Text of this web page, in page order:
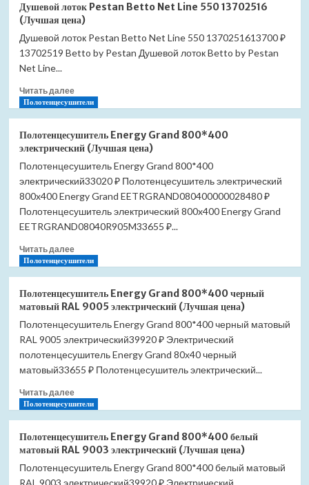
лоток
Pestan
Betto
Net
13702517
(Лучшая
цена)
Душевой лоток Pestan Betto Net Line 550 13702516
(Лучшая цена)
Душевой лоток Pestan Betto Net Line 550 1370251613700 ₽
13702519 Betto by Pestan Душевой лоток Betto by Pestan
Net Line...
Читать далееПрочитать
больше
лоток
Pestan
Betto
Net
Line
13702516
(Лучшая
цена)
Полотенцесушители
Полотенцесушитель Energy Grand 800*400
электрический (Лучшая цена)
Полотенцесушитель Energy Grand 800*400
электрический33020 ₽ Полотенцесушитель электрический
800x400 Energy Grand EETRGRAND080400000028480 ₽
Полотенцесушитель электрический 800x400 Energy Grand
EETRGRAND08040R905M33655 ₽...
Читать далееПрочитать
больше
Energy
Grand
800*400
электрический
(Лучшая
цена)
Полотенцесушители
Полотенцесушитель Energy Grand 800*400 черный
матовый RAL 9005 электрический (Лучшая цена)
Полотенцесушитель Energy Grand 800*400 черный матовый
RAL 9005 электрический39920 ₽ Электрический
полотенцесушитель Energy Grand 80х40 черный
матовый33655 ₽ Полотенцесушитель электрический...
Читать далееПрочитать
больше
Energy
Grand
800*400
черный
Полотенцесушители
Полотенцесушитель Energy Grand 800*400 белый
матовый RAL 9003 электрический (Лучшая цена)
Полотенцесушитель Energy Grand 800*400 белый матовый
RAL 9003 электрический39920 ₽ Электрический